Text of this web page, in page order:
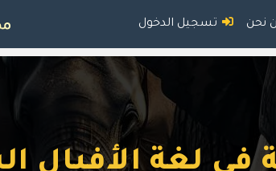
نحن تسجيل الدخول
لغة الأفيال